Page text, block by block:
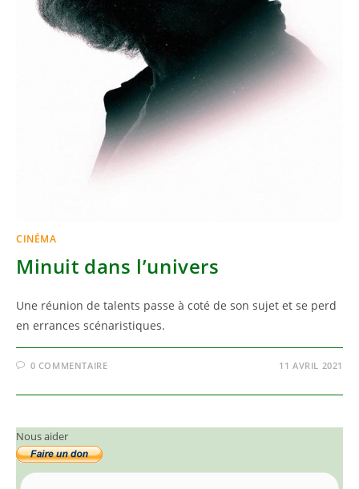
CINÉMA
Minuit dans l’univers
Une réunion de talents passe à coté de son sujet et se perd
en errances scénaristiques.
0 COMMENTAIRE 11 AVRIL 2021
Nous aider